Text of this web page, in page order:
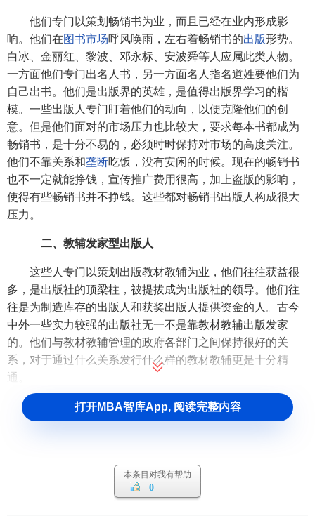
他们专门以策划畅销书为业，而且已经在业内形成影
响。他们在图书市场呼风唤雨，左右着畅销书的出版形势。
白冰、金丽红、黎波、邓永标、安波舜等人应属此类人物。
一方面他们专门出名人书，另一方面名人指名道姓要他们为
自己出书。他们是出版界的英雄，是值得出版界学习的楷
模。一些出版人专门盯着他们的动向，以便克隆他们的创
意。但是他们面对的市场压力也比较大，要求每本书都成为
畅销书，是十分不易的，必须时时保持对市场的高度关注。
他们不靠关系和垄断吃饭，没有安闲的时候。现在的畅销书
也不一定就能挣钱，宣传推广费用很高，加上盗版的影响，
使得有些畅销书并不挣钱。这些都对畅销书出版人构成很大
压力。
二、教辅发家型出版人
这些人专门以策划出版教材教辅为业，他们往往获益很
多，是出版社的顶梁柱，被提拔成为出版社的领导。他们往
往是为制造库存的出版人和获奖出版人提供资金的人。古今
中外一些实力较强的出版社无一不是靠教材教辅出版发家
的。他们与教材教辅管理的政府各部门之间保持很好的关
系，对于通过什么关系发行什么样的教材教辅更是十分精
通。
三、嗜好评奖型出版人
大吉。加上出版社的上级部门以获奖书多少考察出版社负责
人的业绩，所以出版社的负责人也愿意出版获奖图书。他们
打开MBA智库App, 阅读完整内容
本条目对我有帮助
0